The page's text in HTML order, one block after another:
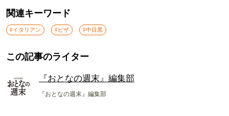
関連キーワード
#イタリアン #ピザ #中目黒
この記事のライター
『おとなの週末』編集部
『おとなの週末』編集部